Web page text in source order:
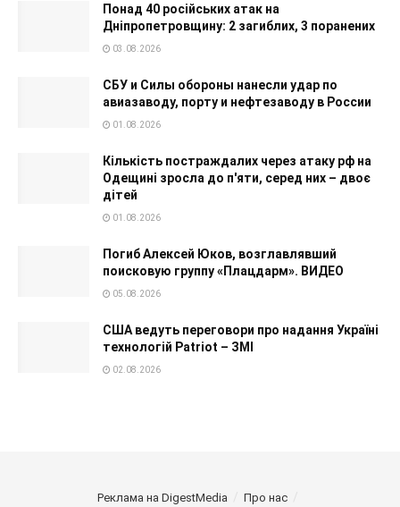
Понад 40 російських атак на
Дніпропетровщину: 2 загиблих, 3 поранених
03.08.2026
СБУ и Силы обороны нанесли удар по
авиазаводу, порту и нефтезаводу в России
01.08.2026
Кількість постраждалих через атаку рф на
Одещині зросла до п'яти, серед них – двоє
дітей
01.08.2026
Погиб Алексей Юков, возглавлявший
поисковую группу «Плацдарм». ВИДЕО
05.08.2026
США ведуть переговори про надання Україні
технологій Patriot – ЗМІ
02.08.2026
Реклама на DigestMedia
Про нас